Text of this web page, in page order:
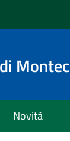
Novità